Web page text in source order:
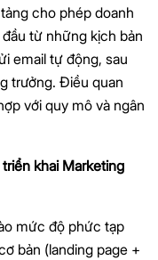
cho phép doanh
từ những kịch bản
email tự động, sau
trưởng. Điều quan
với quy mô và ngân
khai Marketing
mức độ phức tạp
bản (landing page +